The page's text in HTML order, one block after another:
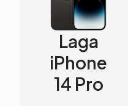
Laga
iPhone
14 Pro